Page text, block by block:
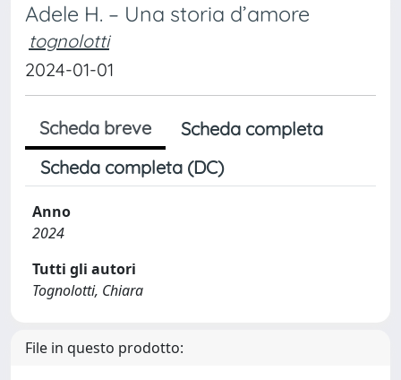
Adele H. – Una storia d’amore
tognolotti
2024-01-01
Scheda breve
Scheda completa
Scheda completa (DC)
Anno
2024
Tutti gli autori
Tognolotti, Chiara
File in questo prodotto: